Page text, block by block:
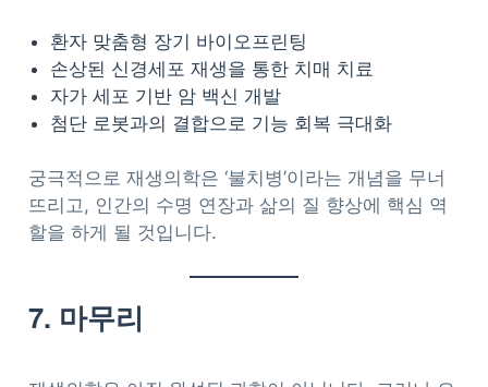
환자 맞춤형 장기 바이오프린팅
손상된 신경세포 재생을 통한 치매 치료
자가 세포 기반 암 백신 개발
첨단 로봇과의 결합으로 기능 회복 극대화
궁극적으로 재생의학은 ‘불치병’이라는 개념을 무너
뜨리고, 인간의 수명 연장과 삶의 질 향상에 핵심 역
할을 하게 될 것입니다.
7. 마무리